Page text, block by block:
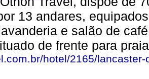
13 andares,
e salão de
de frente para
hotel/2165/